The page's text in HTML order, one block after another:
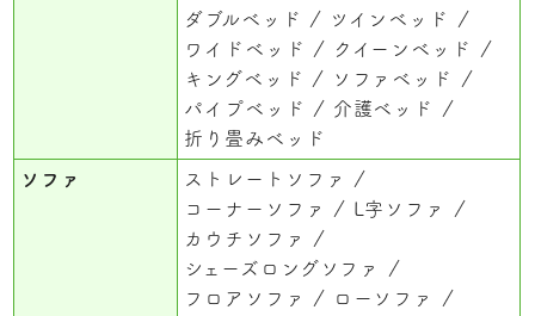
ダブルベッド
ツインベッド
ワイドベッド
クイーンベッド
キングベッド
ソファベッド
パイプベッド
介護ベッド
折り畳みベッド
ソファ
ストレートソファ
コーナーソファ
L字ソファ
カウチソファ
シェーズロングソファ
フロアソファ
ローソファ